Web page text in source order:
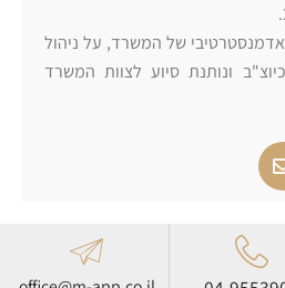
של המשרד, על ניהול
ונותנת סיוע לצוות המשרד